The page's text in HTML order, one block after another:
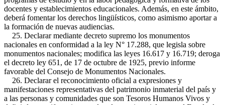
docentes y establecimientos educacionales. Además, en este ámbito,
deberá fomentar los derechos lingüísticos, como asimismo aportar a
la formación de nuevas audiencias.
25. Declarar mediante decreto supremo los monumentos
nacionales en conformidad a la ley N° 17.288, que legisla sobre
monumentos nacionales; modifica las leyes 16.617 y 16.719; deroga
el decreto ley 651, de 17 de octubre de 1925, previo informe
favorable del Consejo de Monumentos Nacionales.
26. Declarar el reconocimiento oficial a expresiones y
manifestaciones representativas del patrimonio inmaterial del país y
a las personas y comunidades que son Tesoros Humanos Vivos y